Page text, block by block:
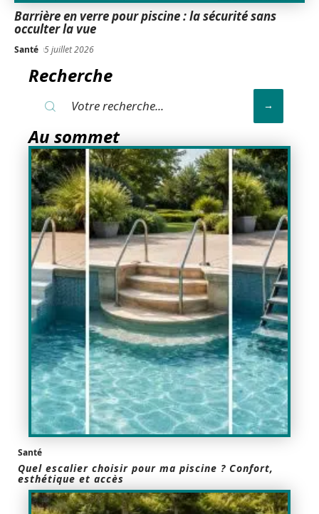
Barrière en verre pour piscine : la sécurité sans
occulter la vue
Santé 5 juillet 2026
Recherche
Au sommet
Santé
Quel escalier choisir pour ma piscine ? Confort,
esthétique et accès